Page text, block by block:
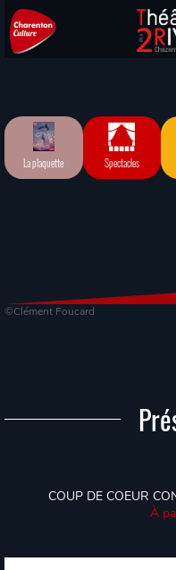
La plaquette Spectacles
©Clément Foucard
COUP DE COEUR
À